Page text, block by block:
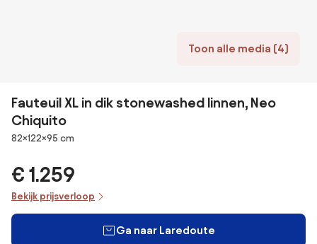
Toon alle media (4)
Fauteuil XL in dik stonewashed linnen, Neo
Chiquito
Afmetingen
82×122×95 cm
€ 1.259
Bekijk prijsverloop
Ga naar Laredoute